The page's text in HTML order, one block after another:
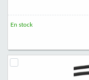
En stock